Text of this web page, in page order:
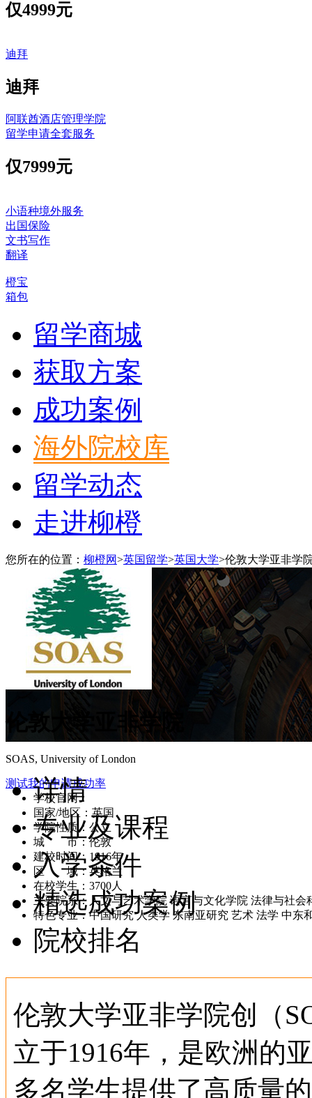
仅4999元
迪拜
迪拜
阿联酋酒店管理学院
留学申请全套服务
仅7999元
小语种境外服务
出国保险
文书写作
翻译
橙宝
箱包
留学商城
获取方案
成功案例
海外院校库
留学动态
走进柳橙
您所在的位置： 柳橙网>英国留学>英国大学>伦敦大学亚非学
伦敦大学亚非学院
SOAS, University of London
测试我的申请成功率
学校官网：
国家/地区：英国
学院性质：公立
城 市：伦敦
建校时间：1916年
区 域：英格兰
在校学生：3700人
主要院系：人文与艺术学院 语言与文化学院 法律与社会
特色专业：中国研究 人类学 东南亚研究 艺术 法学 中东
详情
专业及课程
入学条件
精选成功案例
院校排名
伦敦大学亚非学院创（
立于1916年，是欧洲的
多名学生提供了高质量